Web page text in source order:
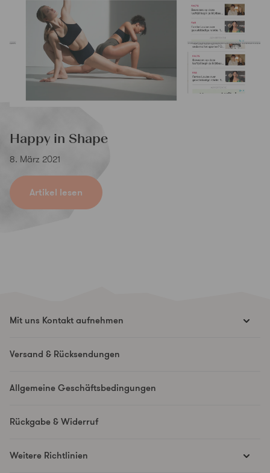
Happy in Shape
8. März 2021
Artikel lesen
Mit uns Kontakt aufnehmen
2526 KB Den Haag
Versand & Rücksendungen
Allgemeine Geschäftsbedingungen
Rückgabe & Widerruf
Weitere Richtlinien